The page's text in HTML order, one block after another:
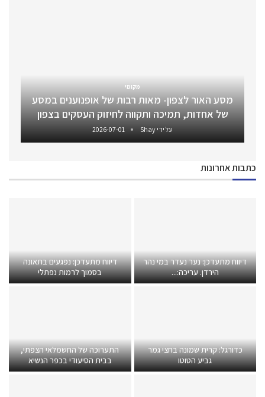
מקומי
מסע האור לצפון- מאות רבות של אופנוענים במסע
של אחדות, תמיכה ותקווה לחיזוק העסקים בצפון
על ידי Shay
2026-07-01
כתבות אחרונות
דיווח מתעדכן: נער נעדר במי נהר
הירדן. עריכה:...
דיווח מתעדכן: נפגעים בתאונה
בסמוך לרמות נפתלי
כדורגל: קרית שמונה בחצי גמר
גביע הטוטו
התערוכה של החשמלאי הצפתי,
בבית הסיעודי בכפר הנשיא